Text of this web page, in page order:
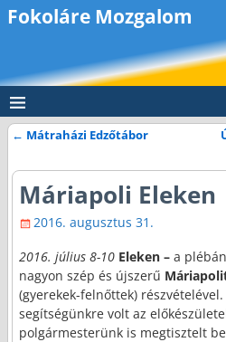
Fokoláre Mozgalom
← Mátraházi Edzőtábor
Máriapoli Eleken
2016. augusztus 31.
2016. július 8-10 Eleken – a
nagyon szép és újszerű
(gyerekek-felnőttek)
segítségünkre volt az
polgármesterünk is megtisztelt